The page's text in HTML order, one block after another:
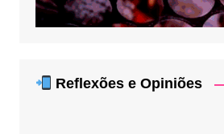
Reflexões e Opiniões